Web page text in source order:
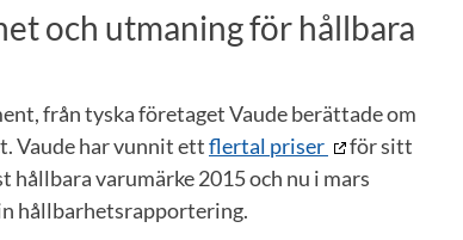
och utmaning för hållbara
från tyska företaget Vaude berättade om
Vaude har vunnit ettflertal priser
för sitt
hållbara varumärke 2015 och nu i mars
hållbarhetsrapportering.